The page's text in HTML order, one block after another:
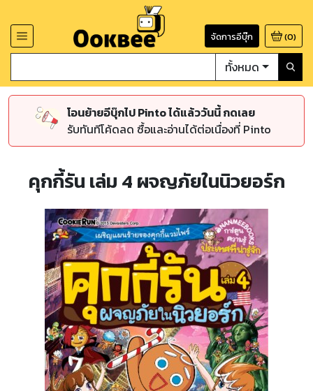
จัดการอีบุ๊ก (0)
ทั้งหมด
โอนย้ายอีบุ๊กไป Pinto ได้แล้ววันนี้ กดเลย
รับทันทีโค้ดลด ซื้อและอ่านได้ต่อเนื่องที่ Pinto
คุกกี้รัน เล่ม 4 ผจญภัยในนิวยอร์ก